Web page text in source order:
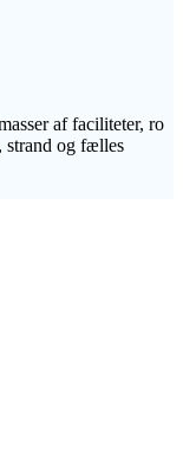
af faciliteter, ro
strand og fælles